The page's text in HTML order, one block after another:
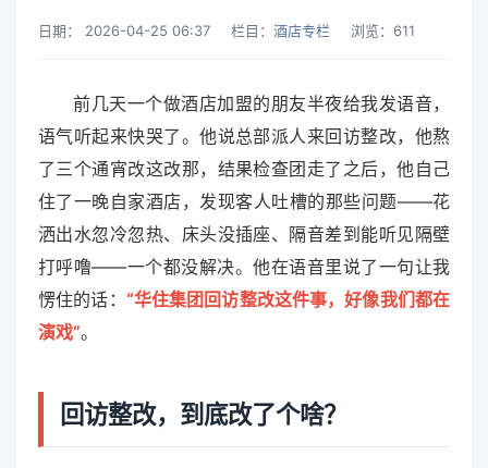
日期： 2026-04-25 06:37 栏目： 酒店专栏 浏览： 611
前几天一个做酒店加盟的朋友半夜给我发语音，
语气听起来快哭了。他说总部派人来回访整改，他熬
了三个通宵改这改那，结果检查团走了之后，他自己
住了一晚自家酒店，发现客人吐槽的那些问题——花
洒出水忽冷忽热、床头没插座、隔音差到能听见隔壁
打呼噜——一个都没解决。他在语音里说了一句让我
愣住的话： “华住集团回访整改这件事，好像我们都在
演戏”。
回访整改，到底改了个啥？